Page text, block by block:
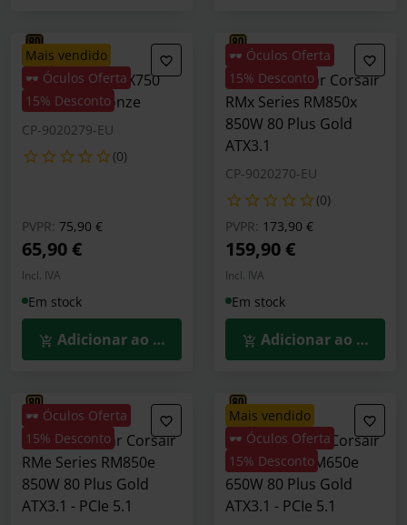
mais vendido
🕶️ Óculos Oferta
15% Desconto
Fonte Corsair CX750
750W 80+ Bronze
CP-9020279-EU
(0)
PVPR: Preço reduzido de
75,90 €para
65,90 €
Incl. IVA
Em stock
Adicionar ao Carrinho
🕶️ Óculos Oferta
15% Desconto
Fonte Modular Corsair
RMx Series RM850x
850W 80 Plus Gold
ATX3.1
CP-9020270-EU
(0)
PVPR: Preço reduzido de
173,90 €para
159,90 €
Incl. IVA
Em stock
Adicionar ao
🕶️ Óculos Oferta
15% Desconto
Fonte Modular Corsair
RMe Series RM850e
850W 80 Plus Gold
ATX3.1 - PCIe 5.1
mais vendido
🕶️ Óculos Oferta
15% Desconto
Fonte Modular Corsair
RMe Series RM650e
650W 80 Plus Gold
ATX3.1 - PCIe 5.1